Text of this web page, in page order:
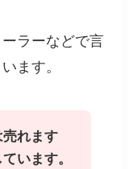
ラーなどで言
ます。
れます
います。